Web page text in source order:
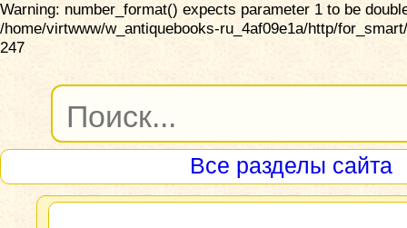
Warning: number_format() expects parameter 1 to be
/home/virtwww/w_antiquebooks-ru_4af09e1a/http/
247
Все разделы сайта